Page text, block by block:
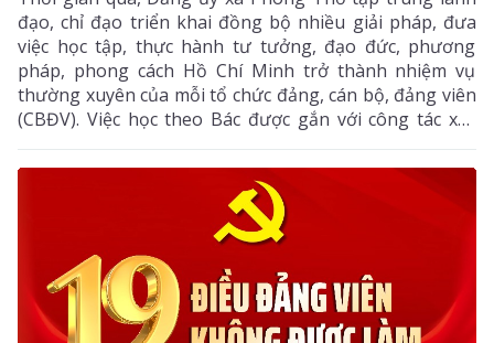
đạo, chỉ đạo triển khai đồng bộ nhiều giải pháp, đưa
việc học tập, thực hành tư tưởng, đạo đức, phương
pháp, phong cách Hồ Chí Minh trở thành nhiệm vụ
thường xuyên của mỗi tổ chức đảng, cán bộ, đảng viên
(CBĐV). Việc học theo Bác được gắn với công tác xây
dựng Đảng, thực hiện nhiệm vụ chính trị và phục vụ
nhân dân, góp phần nâng cao năng lực lãnh đạo, sức
chiến đấu của tổ chức Đảng, thúc đẩy kinh tế - xã hội